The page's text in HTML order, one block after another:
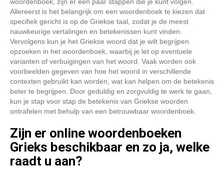
Allereerst is het belangrijk om een woordenboek te kiezen dat
specifiek gericht is op de Griekse taal, zodat je de meest
nauwkeurige vertalingen en betekenissen kunt vinden.
Vervolgens kun je het Griekse woord dat je wilt begrijpen
opzoeken in het woordenboek, waarbij je let op eventuele
varianten of verbuigingen van het woord. Vaak worden ook
voorbeelden gegeven van hoe het woord in verschillende
contexten gebruikt kan worden, wat kan helpen om de betekenis
beter te begrijpen. Door geduldig en zorgvuldig te werk te gaan,
kun je stap voor stap de betekenis van Griekse woorden
ontrafelen met behulp van een betrouwbaar woordenboek.
Zijn er online woordenboeken
Grieks beschikbaar en zo ja, welke
raadt u aan?